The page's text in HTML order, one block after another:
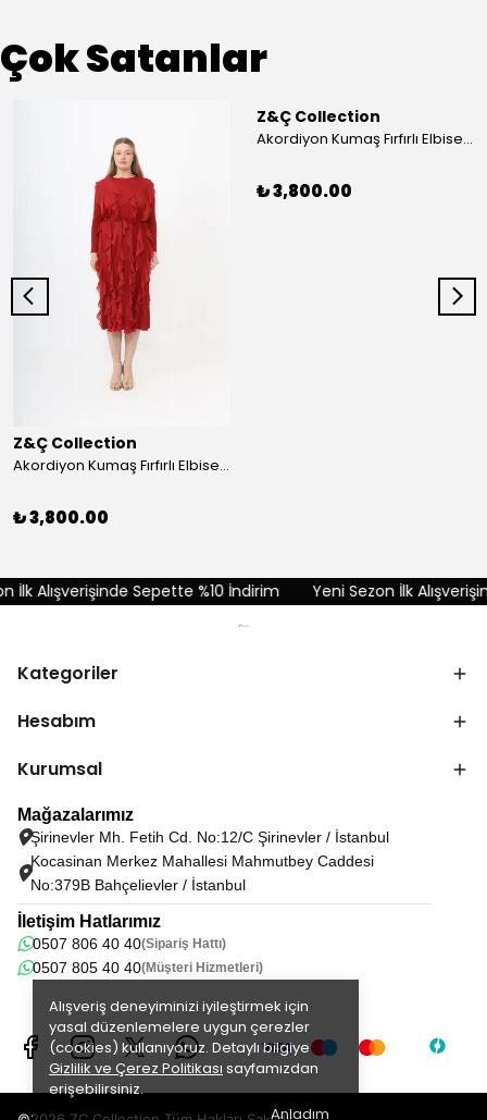
Alışveriş deneyiminizi iyileştirmek için
yasal düzenlemelere uygun çerezler
(cookies) kullanıyoruz. Detaylı bilgiye
Gizlilik ve Çerez Politikası sayfamızdan
erişebilirsiniz.
Anladım
Çok Satanlar
Z&Ç Collection
Akordiyon Kumaş Fırfırlı Elbise - Kırmızı
₺ 3,800.00
Z&Ç Collection
Akordiyon Kumaş Fırfırlı Elbise - Mavi
₺ 3,800.00
İlk Alışverişinde Sepette %10 İndirim Yeni Sezon İlk
Kategoriler
Hesabım
Kurumsal
Mağazalarımız
Şirinevler Mh. Fetih Cd. No:12/C Şirinevler / İstanbul
Kocasinan Merkez Mahallesi Mahmutbey Caddesi
No:379B Bahçelievler / İstanbul
İletişim Hatlarımız
0507 806 40 40(Sipariş Hattı)
0507 805 40 40(Müşteri Hizmetleri)